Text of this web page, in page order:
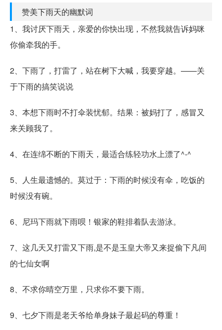
赞美下雨天的幽默词
1、我讨厌下雨天，亲爱的你快出现，不然我就告诉妈咪
你偷牵我的手。
2、下雨了，打雷了，站在树下大喊，我要穿越。——关
于下雨的搞笑说说
3、本想下雨时不打伞装忧郁。结果：被妈打了，感冒又
来关顾我了。
4、在连绵不断的下雨天，最适合练轻功水上漂了^-^
5、人生最遗憾的。莫过于：下雨的时候没有伞，吃饭的
时候没有碗。
6、尼玛下雨就下雨呗！银家的鞋排着队去游泳。
7、这几天又打雷又下雨,是不是玉皇大帝又来捉偷下凡间
的七仙女啊
8、不求你晴空万里，只求你不要下雨。
9、七夕下雨是老天爷给单身妹子最起码的尊重！